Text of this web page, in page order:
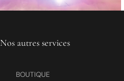
Nos autres services
BOUTIQUE